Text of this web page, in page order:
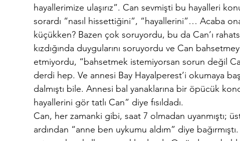
hayallerimize ulaşırız”. Can sevmişti bu hayalleri
sorardı “nasıl hissettiğini”, “hayallerini”… Acaba
küçükken? Bazen çok soruyordu, bu da Can’ı
kızdığında duygularını soruyordu ve Can
etmiyordu, “bahsetmek istemiyorsan sorun değil
derdi hep. Ve annesi Bay Hayalperest’i okumaya
dalmıştı bile. Annesi bal yanaklarına bir öpücük
hayallerini gör tatlı Can” diye fısıldadı.
Can, her zamanki gibi, saat 7 olmadan uyanmıştı;
ardından “anne ben uykumu aldım” diye